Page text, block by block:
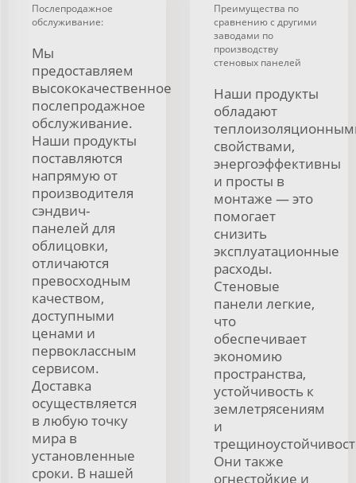
Послепродажное
обслуживание:
Мы
предоставляем
высококачественное
послепродажное
обслуживание.
Наши продукты
поставляются
напрямую от
производителя
сэндвич-
панелей для
облицовки,
отличаются
превосходным
качеством,
доступными
ценами и
первоклассным
сервисом.
Доставка
осуществляется
в любую точку
мира в
установленные
сроки. В нашей
Преимущества по
сравнению с другими
заводами по
производству
стеновых панелей
Наши продукты
обладают
свойствами,
энергоэффективны
и просты в
монтаже — это
помогает
снизить
эксплуатационные
расходы.
Стеновые
панели легкие,
что
обеспечивает
экономию
пространства,
устойчивость к
землетрясениям
и
Они также
огнестойкие и